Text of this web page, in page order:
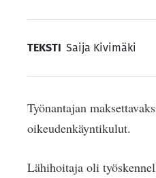
TEKSTI Saija Kivimäki
Työnantajan
oikeudenkäyntikulut.
Lähihoitaja oli